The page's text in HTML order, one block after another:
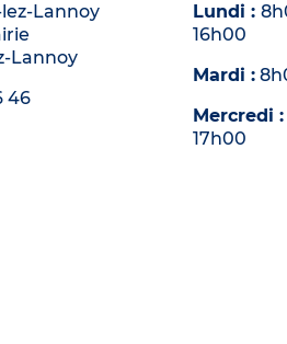
Lannois
Lannoy
Lannoy
46
Lundi :
16h00
Mardi :
Mercredi :
17h00